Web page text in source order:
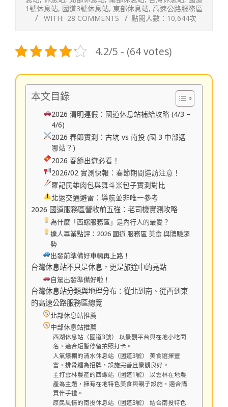
1號休息站, 國道3號休息站, 東部休息站, 高速公路服務區
WITH: 28 COMMENTS 點閱人數：10,644次
4.2/5 - (64 votes)
本文目錄
2026 清明連假：國道休息站補給攻略 (4/3 –
4/6)
2026 春節實測：古坑 vs 南投 (國 3 中部選
哪站？)
2026 春節出遊必看！
2026/02 實測快報：春節期間造訪注意！
羅記民雄肉包與舞斗米包子實測對比
北返交通避雷：導航並非唯一參考
2026 國道服務區營收前五強：老司機實測攻略
為什麼「西螺服務區」是內行人的最愛？
達人專業點評：2026 國道 服務區 美食 與體驗趨
勢
出發前準備好車輛再上路！
台灣休息站不只是休息，更是旅途中的亮點
自駕出發準備好啦！
台灣休息站分類與地理分布：從北到南、從西到東
的高速公路服務區總覽
北部休息站推薦
中部休息站推薦
西湖休息站（國道3號） 以景觀平台與在地小吃聞
名，適合短暫停留拍照打卡。
人氣爆棚的清水休息站（國道3號） 美食選擇豐
富，排骨麵為招牌，設施完善且景觀良好。
主打雲林農產的西螺站（國道1號） 以雲林在地農
產為主題，擁有在地特色美食與親子設施，適合購
買伴手禮。
原民風情的南投休息站（國道3號） 結合南投特色